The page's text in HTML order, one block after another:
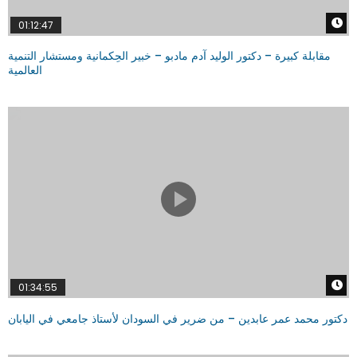
01:12:47
مقابلة كبيرة – دكتور الوليد آدم مادبو – خبير الحِكمانية ومستشار التنمية
العالمية
01:34:55
دكتور محمد عمر عابدين – من ضرير في السودان لأستاذ جامعي في اليابان